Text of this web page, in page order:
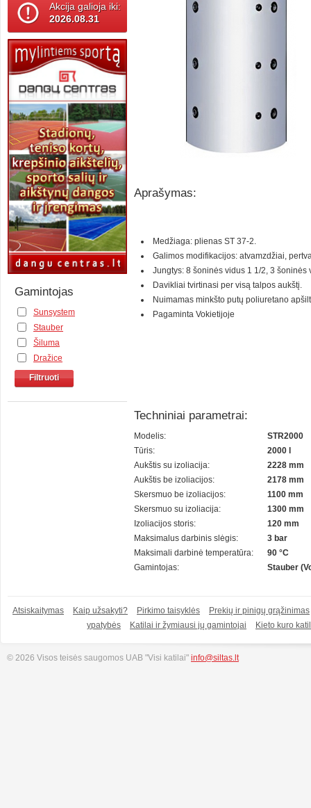
Akcija galioja iki:
2026.08.31
Gamintojas
Sunsystem
Stauber
Šiluma
Dražice
Filtruoti
Aprašymas:
Medžiaga: plienas ST 37-2.
Galimos modifikacijos: atvamzdžiai,
Jungtys: 8 šoninės vidus 1 1/2, 3 šoninės
Davikliai tvirtinasi per visą talpos aukštį.
Nuimamas minkšto putų poliuretano
Pagaminta Vokietijoje
Techniniai parametrai:
Modelis:
STR2000
Tūris:
2000 l
Aukštis su izoliacija:
2228 mm
Aukštis be izoliacijos:
2178 mm
Skersmuo be izoliacijos:
1100 mm
Skersmuo su izoliacija:
1300 mm
Izoliacijos storis:
120 mm
Maksimalus darbinis slėgis:
3 bar
Maksimali darbinė temperatūra:
90 °C
Gamintojas:
Stauber
Atsiskaitymas Kaip užsakyti? Pirkimo taisyklės
Prekių ir pinigų grąžinimas
ypatybės
Katilai ir žymiausi jų gamintojai Kieto kuro
© 2026 Visos teisės saugomos UAB "Visi katilai" info@siltas.lt